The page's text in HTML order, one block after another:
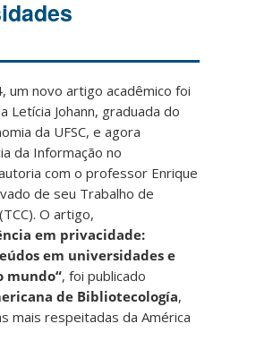
um novo artigo acadêmico foi
Letícia Johann, graduada do
da UFSC, e agora
da Informação no
com o professor Enrique
de seu Trabalho de
O artigo,
em privacidade:
em universidades e
mundo“, foi publicado
de Bibliotecología,
mais respeitadas da América